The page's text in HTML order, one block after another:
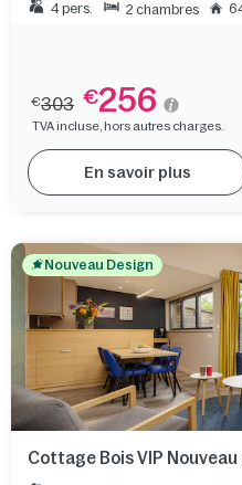
4 pers. 2 chambres
€303 €256
TVA incluse, hors autres charges.
En savoir plus
Nouveau Design
Cottage Bois VIP